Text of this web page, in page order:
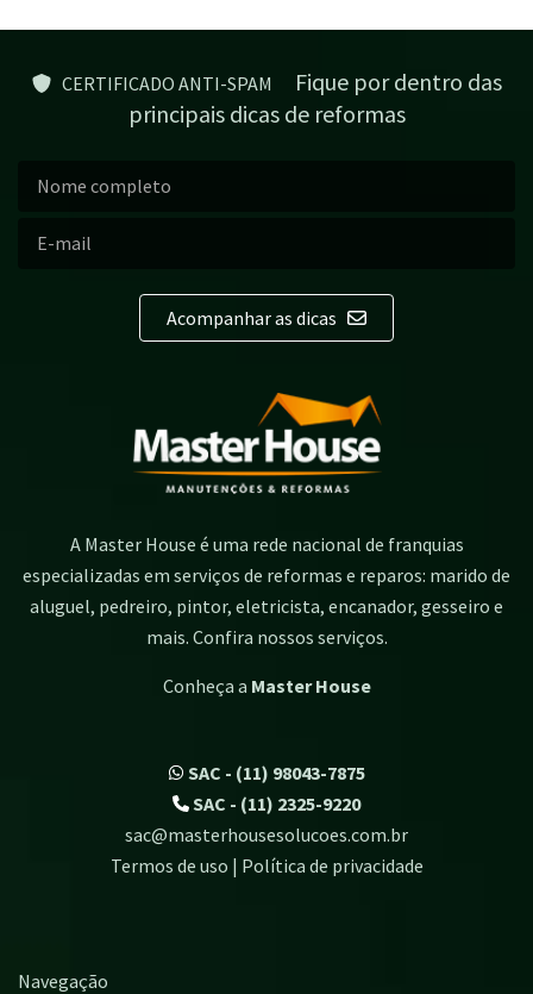
CERTIFICADO ANTI-SPAM
Fique por dentro das
principais dicas de reformas
Acompanhar as dicas
A Master House é uma rede nacional de franquias
especializadas em serviços de reformas e reparos: marido de
aluguel, pedreiro, pintor, eletricista, encanador, gesseiro e
mais. Confira nossos serviços.
Conheça a Master House
SAC - (11) 98043-7875
SAC - (11) 2325-9220
sac@masterhousesolucoes.com.br
Termos de uso | Política de privacidade
Navegação